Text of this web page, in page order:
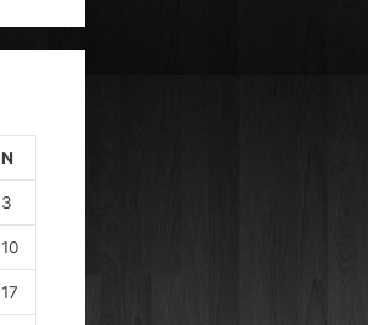
N
3
10
17